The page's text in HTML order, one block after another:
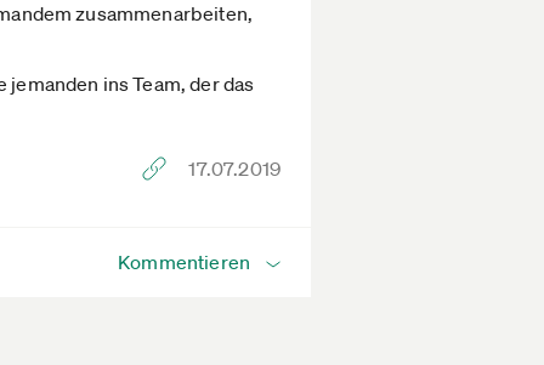
zusammenarbeiten,
ins Team, der das
17.07.2019
Kommentieren